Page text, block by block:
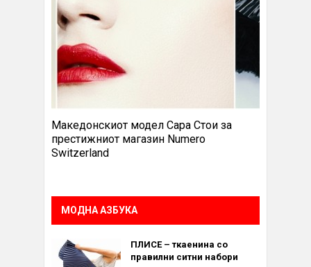
Македонскиот модел Сара Стои за
престижниот магазин Numero
Switzerland
МОДНА АЗБУКА
ПЛИСЕ – ткаенина со
правилни ситни набори